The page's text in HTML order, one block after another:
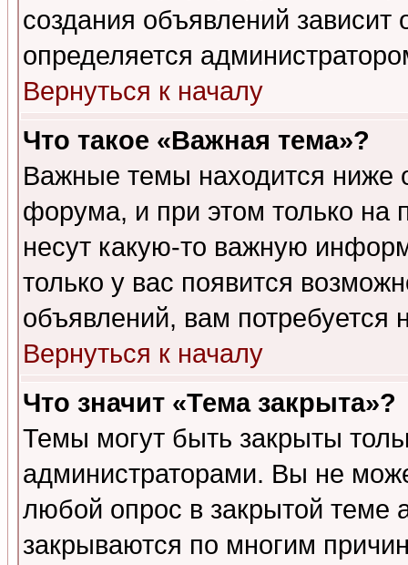
создания объявлений зависит
определяется
Вернуться к началу
Что такое «Важная тема»?
Важные темы находится ниже
форума, и при этом только на
несут какую-то важную
только у вас появится
объявлений, вам потребуется
Вернуться к началу
Что значит «Тема закрыта»?
Темы могут быть закрыты
администраторами. Вы не
любой опрос в закрытой теме
закрываются по многим